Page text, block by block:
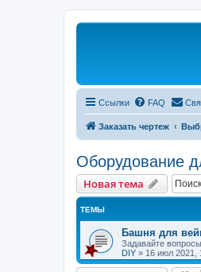
Ссылки FAQ
Заказать чертеж
Оборудование
Новая тема
ТЕМЫ
Башня для
Задавайте
DIY » 16 июл 2021,